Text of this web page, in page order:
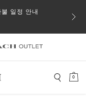
일정 안내
일부
0